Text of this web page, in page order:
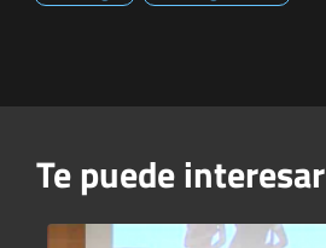
Te puede interesar